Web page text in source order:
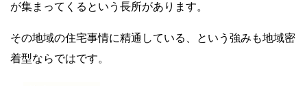
が集まってくるという長所があります。
その地域の住宅事情に精通している、という強みも地域密
着型ならではです。